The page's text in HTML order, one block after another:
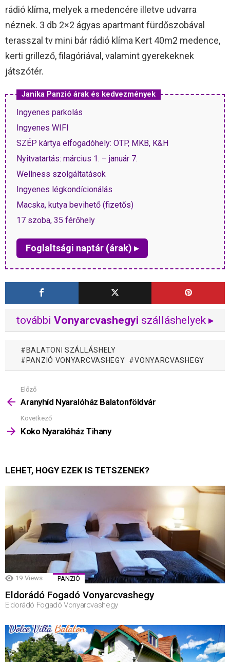
rádió klíma, melyek a medencére illetve udvarra
néznek. 3 db 2×2 ágyas apartmant fürdőszobával
terasszal tv mini bár rádió klíma Kert 40m2 medence,
kerti grillező, filagóriával, valamint gyerekeknek
játszótér.
Janika Panzió árak és kedvezmények
Ingyenes parkolás
Ingyenes WIFI
SZÉP kártya elfogadóhely: OTP, MKB, K&H
Nyitvatartás: március 1. – január 7.
Wellness szolgáltatások
Ingyenes légkondícionálás
Macska, kutya bevihető (fizetős)
17 szoba, 35 férőhely
Foglaltsági naptár (árak) ▸
további Vonyarcvashegyi szálláshelyek ▸
BALATONI SZÁLLÁSHELY
PANZIÓ VONYARCVASHEGY
VONYARCVASHEGY
Mutass
többet
Előző
Aranyhíd Nyaralóház Balatonföldvár
Következő
Koko Nyaralóház Tihany
LEHET, HOGY EZEK IS TETSZENEK?
19 Views PANZIÓ
Eldorádó Fogadó Vonyarcvashegy
Eldorádó Fogadó Vonyarcvashegy